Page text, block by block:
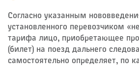
Согласно указанным
установленного перевозчиком
тарифа лицо, приобретающее
(билет) на поезд дальнего
самостоятельно определяет, по